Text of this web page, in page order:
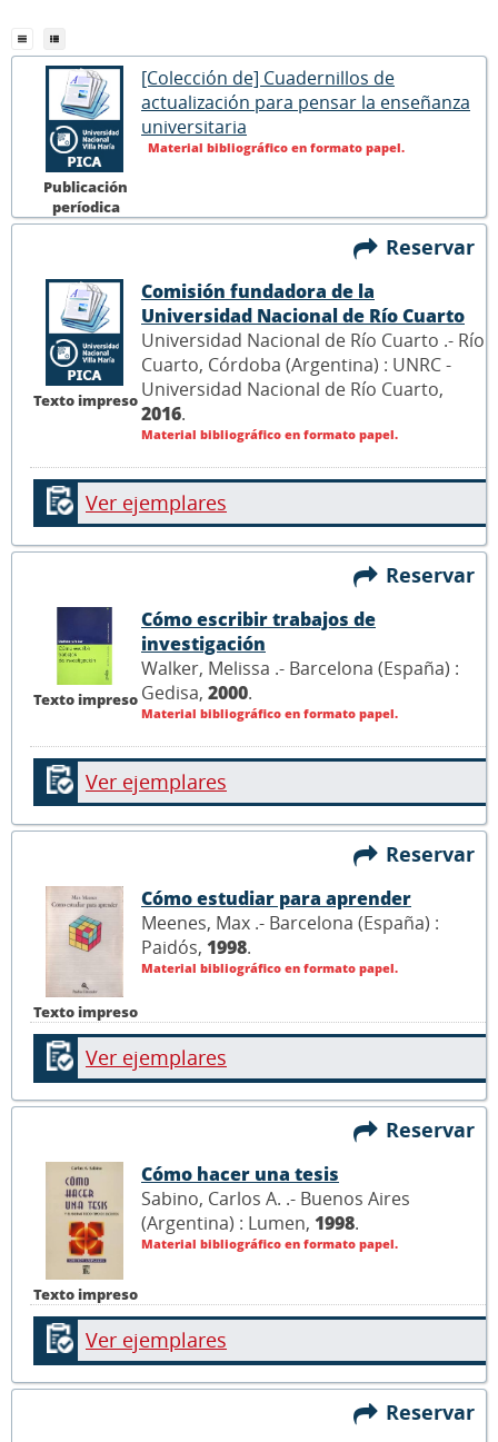
Publicación
períodica
[Colección de] Cuadernillos de
actualización para pensar la enseñanza
universitaria
Material bibliográfico en formato papel.
Reservar
Texto impreso
Comisión fundadora de la
Universidad Nacional de Río Cuarto
Universidad Nacional de Río Cuarto .- Río
Cuarto, Córdoba (Argentina) : UNRC -
Universidad Nacional de Río Cuarto,
2016.
Material bibliográfico en formato papel.
Ver ejemplares
Reservar
Texto impreso
Cómo escribir trabajos de
investigación
Walker, Melissa .- Barcelona (España) :
Gedisa, 2000.
Material bibliográfico en formato papel.
Ver ejemplares
Reservar
Texto impreso
Cómo estudiar para aprender
Meenes, Max .- Barcelona (España) :
Paidós, 1998.
Material bibliográfico en formato papel.
Ver ejemplares
Reservar
Texto impreso
Cómo hacer una tesis
Sabino, Carlos A. .- Buenos Aires
(Argentina) : Lumen, 1998.
Material bibliográfico en formato papel.
Ver ejemplares
Reservar